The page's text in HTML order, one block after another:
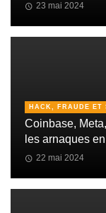
23 mai 2024
HACK, FRAUDE ET
Coinbase,
les arnaques
22 mai 2024